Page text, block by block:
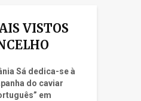
VISTOS
Sá dedica-se à
do caviar
em